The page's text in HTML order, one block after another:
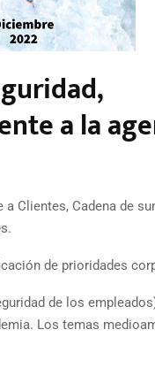
a la
Clientes, Cadena de
s.
de prioridades
de los
Los temas